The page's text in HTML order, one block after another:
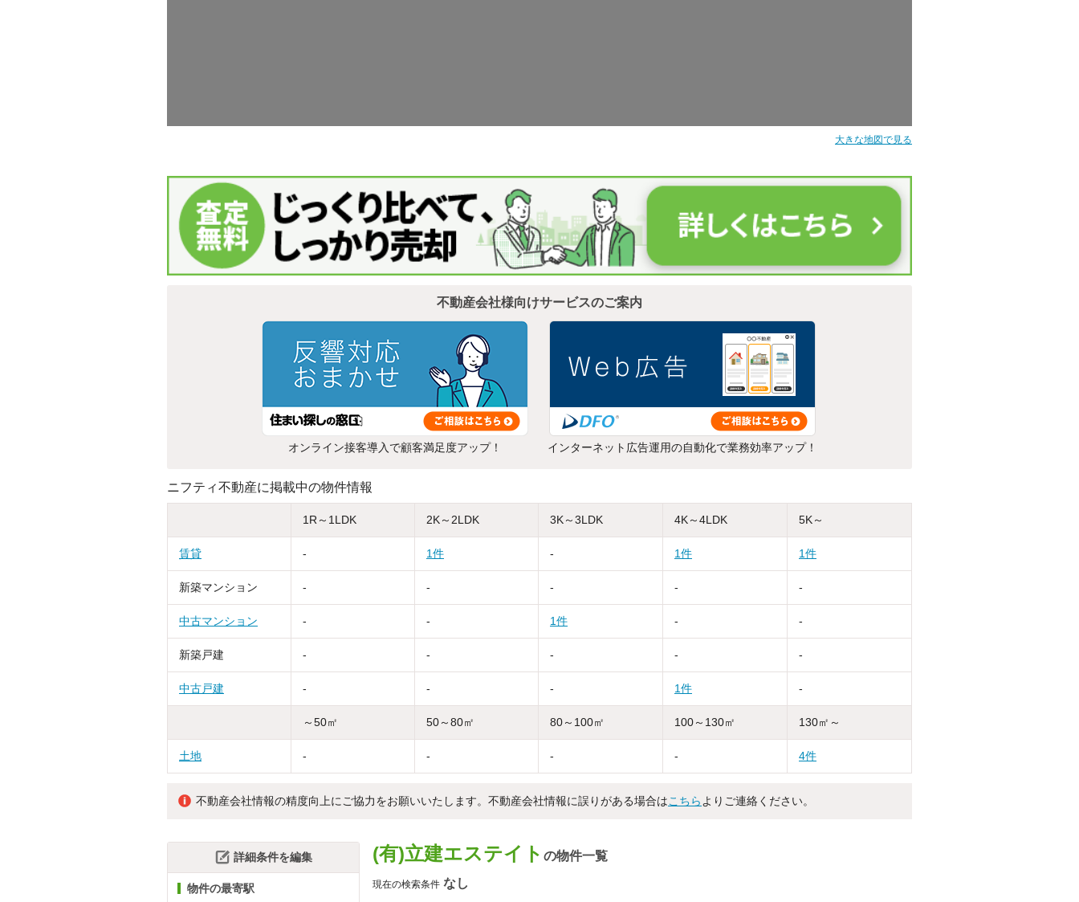
大きな地図で見る
不動産会社様向けサービスのご案内
オンライン接客導入で顧客満足度アップ！ インターネット広告運用の自動化で業務効率アップ！
ニフティ不動産に掲載中の物件情報
1R～1LDK 2K～2LDK 3K～3LDK 4K～4LDK 5K～
賃貸 - 1件 - 1件 1件
新築マンション - - - - -
中古マンション - - 1件 - -
新築戸建 - - - - -
中古戸建 - - - 1件 -
～50㎡ 50～80㎡ 80～100㎡ 100～130㎡ 130㎡～
土地 - - - - 4件
不動産会社情報の精度向上にご協力をお願いいたします。不動産会社情報に誤りがある場合はこちら よりご連絡ください。
(有)立建エステイト の物件一覧
現在の検索条件 なし
詳細条件を編集
物件の最寄駅